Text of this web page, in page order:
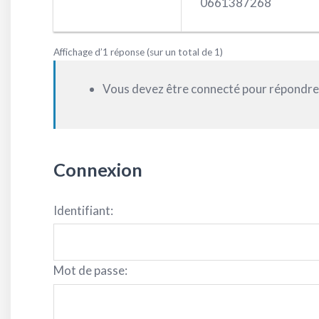
Affichage d’1 réponse (sur un total de 1)
Vous devez être connecté pour
Connexion
Identifiant:
Mot de passe: